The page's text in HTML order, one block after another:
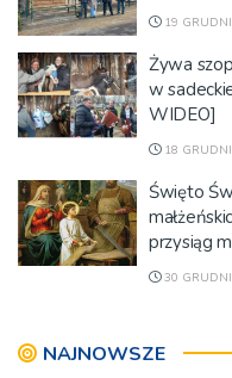
19
Żywa
w
WIDEO]
18
Święto
przysiąg
30
NAJNOWSZE